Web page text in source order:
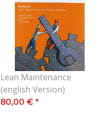
Lean Maintenance
(english Version)
80,00 € *